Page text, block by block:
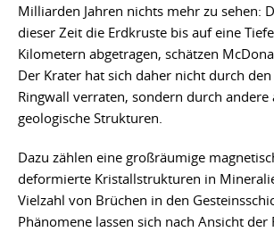
Milliarden Jahren nichts mehr zu sehen:
dieser Zeit die Erdkruste bis auf eine
Kilometern abgetragen, schätzen
Der Krater hat sich daher nicht durch
Ringwall verraten, sondern durch andere
geologische Strukturen.
Dazu zählen eine großräumige
deformierte Kristallstrukturen in
Vielzahl von Brüchen in den
Phänomene lassen sich nach Ansicht der